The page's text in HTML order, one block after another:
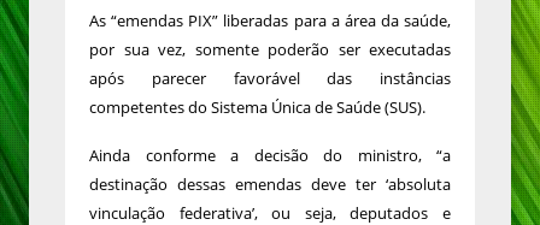
As “emendas PIX” liberadas para a área da saúde,
por sua vez, somente poderão ser executadas
após parecer favorável das instâncias
competentes do Sistema Única de Saúde (SUS).
Ainda conforme a decisão do ministro, “a
destinação dessas emendas deve ter ‘absoluta
vinculação federativa’, ou seja, deputados e